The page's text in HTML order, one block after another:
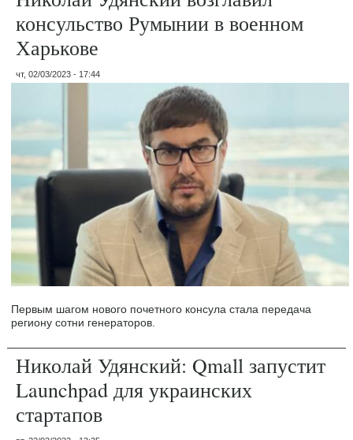
консульство Румынии в военном
Харькове
чт, 02/03/2023 - 17:44
Первым шагом нового почетного консула стала передача
региону сотни генераторов.
Николай Удянский: Qmall запустит
Launchpad для украинских
стартапов